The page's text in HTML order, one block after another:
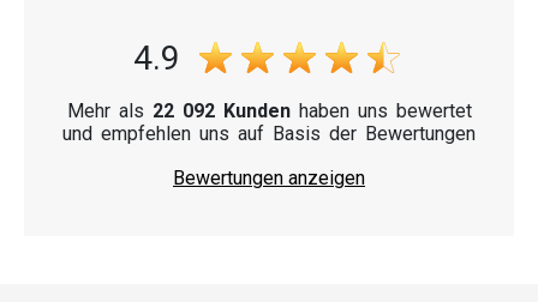
4.9
Mehr als 22 092 Kundenhaben uns bewertet
und empfehlen uns auf Basis der Bewertungen
Bewertungen anzeigen